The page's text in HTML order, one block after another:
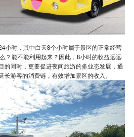
小时，其中白天8个小时属于景区的正常经营
？能不能利用起来？因此，8小时的收益远远
的同时，更要促进夜间旅游的多业态发展，通
游客的消费链，有效增加景区的收入。